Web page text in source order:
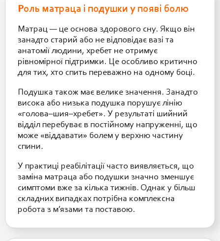
Роль матраца і подушки у появі болю
Матрац — це основа здорового сну. Якщо він
занадто старий або не відповідає вазі та
анатомії людини, хребет не отримує
рівномірної підтримки. Це особливо критично
для тих, хто спить переважно на одному боці.
Подушка також має велике значення. Занадто
висока або низька подушка порушує лінію
«голова–шия–хребет». У результаті шийний
відділ перебуває в постійному напруженні, що
може «віддавати» болем у верхню частину
спини.
У практиці реабілітації часто виявляється, що
заміна матраца або подушки значно зменшує
симптоми вже за кілька тижнів. Однак у більш
складних випадках потрібна комплексна
робота з м’язами та поставою.